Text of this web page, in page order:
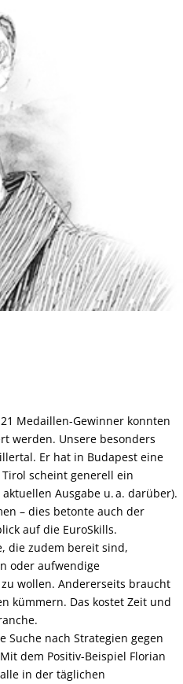
Medaillen-Gewinner konnten
werden. Unsere besonders
Er hat in Budapest eine
scheint generell ein
Ausgabe u. a. darüber).
– dies betonte auch der
auf die EuroSkills.
die zudem bereit sind,
oder aufwendige
wollen. Andererseits braucht
kümmern. Das kostet Zeit und
Suche nach Strategien gegen
dem Positiv-Beispiel Florian
in der täglichen